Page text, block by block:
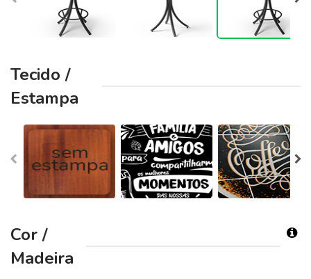
Tecido /
Estampa
Cor /
Madeira